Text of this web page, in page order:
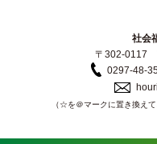
社会
〒302-0117
0297-48-
（☆を＠マークに置き換え